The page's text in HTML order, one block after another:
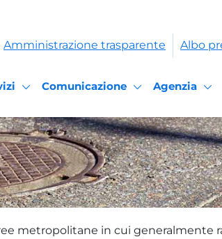
Amministrazione trasparente Albo
Comunicazione Agenzia
metropolitane in cui generalmente